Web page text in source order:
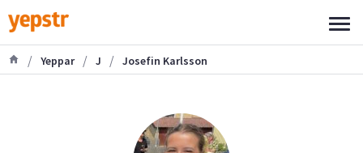
/ Yeppar / J / Josefin Karlsson